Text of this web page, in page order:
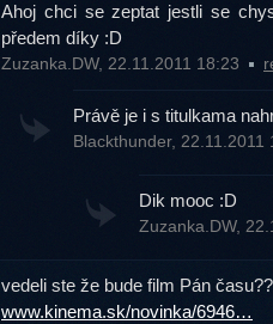
Ahoj chci se zeptat jestli se
předem díky :D
Zuzanka.DW, 22.11.2011 18:23
Právě je i s titulkama
Blackthunder, 22.11.2011
Dik mooc :D
Zuzanka.DW,
vedeli ste že bude film Pán času??
www.kinema.sk/novinka/6946…